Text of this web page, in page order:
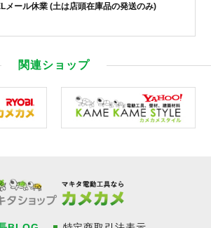
ール休業 (土は店頭在庫品の発送のみ)
関連ショップ